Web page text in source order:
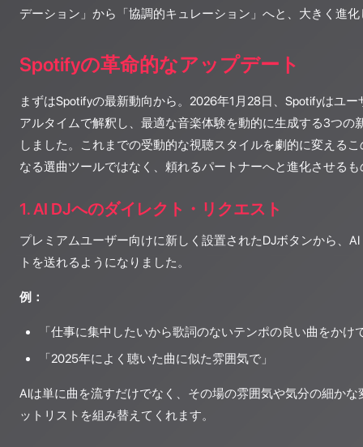
デーション」から「協調的キュレーション」へと、大きく進
Spotifyの革命的なアップデート
まずはSpotifyの最新動向から。2026年1月28日、Spotifyはユ
アルタイムで解釈し、最適な音楽体験を動的に生成する3つの
しました。これまでの受動的な視聴スタイルを劇的に変える
なる選曲ツールではなく、頼れるパートナーへと進化させる
1. AI DJへのダイレクト・リクエスト
プレミアムユーザー向けに新しく設置されたDJボタンから、
トを送れるようになりました。
例：
「仕事に集中したいから歌詞のないテンポの良い曲をかけ
「2025年によく聴いた曲に似た雰囲気で」
AIは単に曲を流すだけでなく、その場の雰囲気や気分の細か
ットリストを組み替えてくれます。